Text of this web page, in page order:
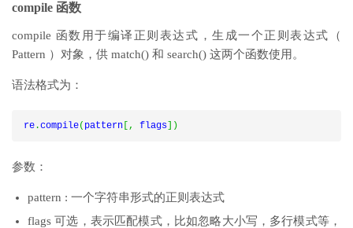
compile 函数
compile 函数用于编译正则表达式，生成一个正则表达式（
Pattern ）对象，供 match() 和 search() 这两个函数使用。
语法格式为：
re .compile( pattern [, flags ])
参数：
pattern : 一个字符串形式的正则表达式
flags 可选，表示匹配模式，比如忽略大小写，多行模式等，